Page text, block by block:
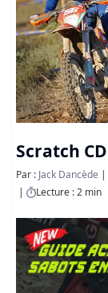
Scratch
Par : Jack Dancède
Lecture : 2 min